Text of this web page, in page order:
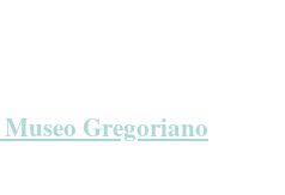
Gregoriano